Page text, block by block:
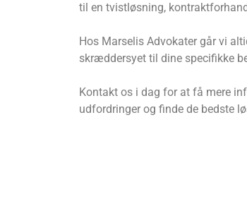
til en tvistløsning,
Hos Marselis Advokater går vi
skræddersyet til dine specifikke
Kontakt os i dag for at få mere
udfordringer og finde de bedste